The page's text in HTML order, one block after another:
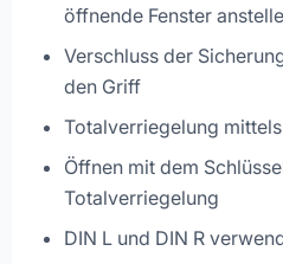
öffnende Fenster
Verschluss der
den Griff
Totalverriegelung
Öffnen mit dem
Totalverriegelung
DIN L und DIN R